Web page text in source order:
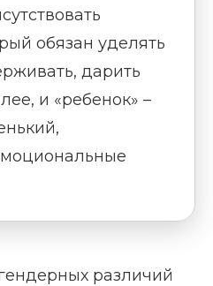
обязан уделять
дарить
и «ребенок» –
различий